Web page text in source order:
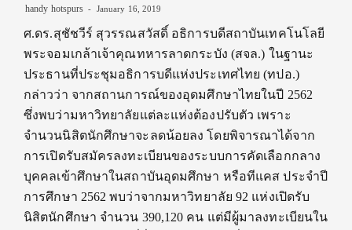
handy hotspurs January 16, 2019
ศ.ดร.สุชัชวีร์ สุวรรณสวัสดิ์ อธิการบดีสถาบันเทคโนโลยี
พระจอมเกล้าเจ้าคุณทหารลาดกระบัง (สจล.) ในฐานะ
ประธานที่ประชุมอธิการบดีแห่งประเทศไทย (ทปอ.)
กล่าวว่า จากสถานการณ์ของอุดมศึกษาไทยในปี 2562
ซึ่งพบว่ามหาวิทยาลัยแต่ละแห่งต้องปรับตัว เพราะ
จำนวนนิสิตนักศึกษาจะลดน้อยลง โดยพิจารณาได้จาก
การเปิดรับสมัครลงทะเบียนของระบบการคัดเลือกกลาง
บุคคลเข้าศึกษาในสถาบันอุดมศึกษา หรือทีแคส ประจำปี
การศึกษา 2562 พบว่าจากมหาวิทยาลัย 92 แห่งเปิดรับ
นิสิตนักศึกษา จำนวน 390,120 คน แต่มีผู้มาลงทะเบียนใน